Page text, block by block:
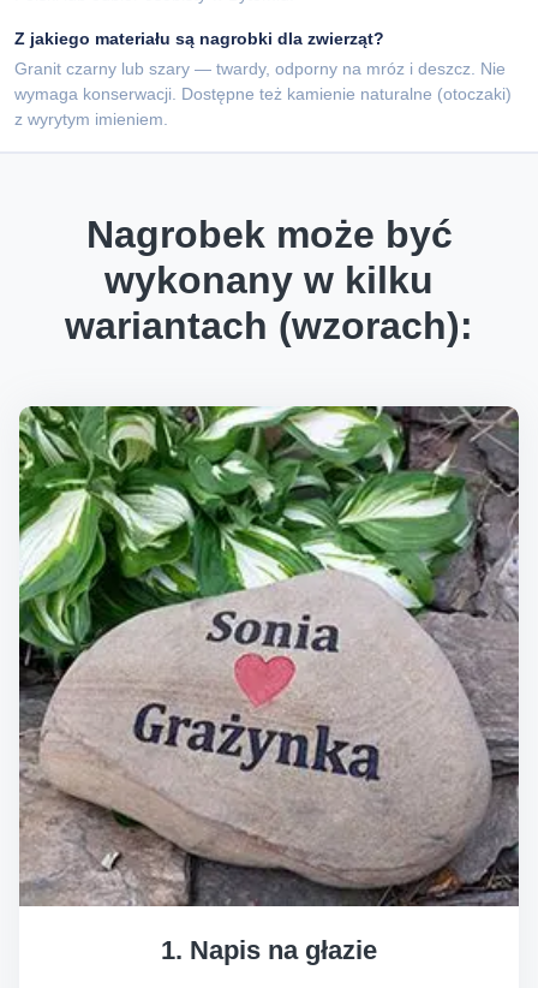
Z jakiego materiału są nagrobki dla zwierząt?
Granit czarny lub szary — twardy, odporny na mróz i deszcz. Nie
wymaga konserwacji. Dostępne też kamienie naturalne (otoczaki)
z wyrytym imieniem.
Nagrobek może być
wykonany w kilku
wariantach (wzorach):
1. Napis na głazie